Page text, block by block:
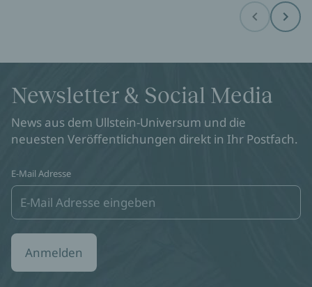
Before Next
Newsletter & Social Media
News aus dem Ullstein-Universum und die
neuesten Veröffentlichungen direkt in Ihr Postfach.
E-Mail Adresse
Anmelden